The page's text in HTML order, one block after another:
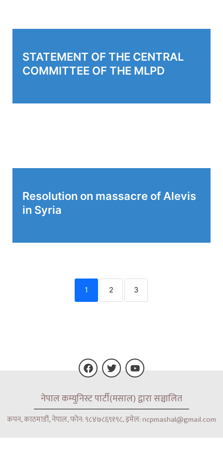
STATEMENT OF THE CENTRAL
COMMITTEE OF THE MLPD
Resolution on massacre of Alevis
in Syria
1 2 3
a
c
e
b
w
i
t
t
o
u
t
u
नेपाल कम्युनिस्ट पार्टी(मसाल) द्वारा सञ्चालित
कपन, काठमाडौं, नेपाल, फोन: ९८४७८६९१९८, इमेल: ncpmashal@gmail.com